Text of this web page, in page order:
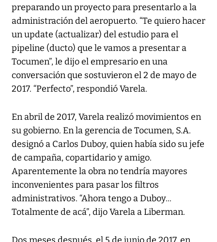
preparando un proyecto para presentarlo a la
administración del aeropuerto. “Te quiero hacer
un update (actualizar) del estudio para el
pipeline (ducto) que le vamos a presentar a
Tocumen”, le dijo el empresario en una
conversación que sostuvieron el 2 de mayo de
2017. “Perfecto”, respondió Varela.
En abril de 2017, Varela realizó movimientos en
su gobierno. En la gerencia de Tocumen, S.A.
designó a Carlos Duboy, quien había sido su jefe
de campaña, copartidario y amigo.
Aparentemente la obra no tendría mayores
inconvenientes para pasar los filtros
administrativos. “Ahora tengo a Duboy...
Totalmente de acá”, dijo Varela a Liberman.